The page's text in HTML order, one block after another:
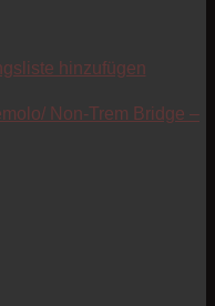
hinzufügen
Non-Trem Bridge –